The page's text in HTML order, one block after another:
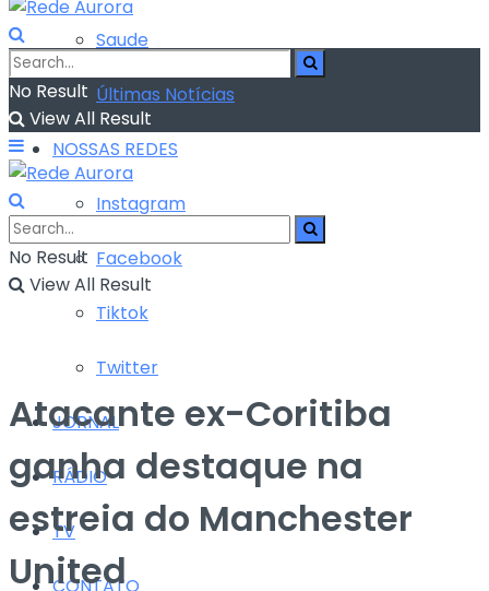
Saude
Últimas Notícias
NOSSAS REDES
Instagram
Facebook
Tiktok
Twitter
JORNAL
RÁDIO
TV
No Result
View All Result
No Result
View All Result
Atacante ex-Coritiba
ganha destaque na
estreia do Manchester
United